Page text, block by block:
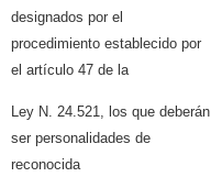
designados por el
procedimiento establecido por
el artículo 47 de la
Ley N. 24.521, los que deberán
ser personalidades de
reconocida